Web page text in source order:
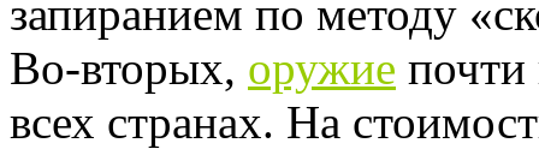
запиранием по методу
Во-вторых, оружие почти
всех странах. На